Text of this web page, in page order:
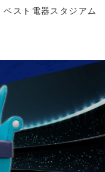
スト電器スタジアム